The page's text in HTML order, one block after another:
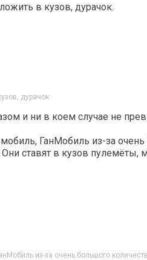
в кузов, дурачок.
дурачок
и ни в коем случае не
ГанМобиль из-за
ставят в кузов
из-за очень большого